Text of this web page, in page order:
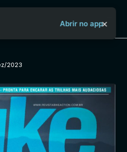
Sobre o Aya Bancah
Revistas
Abrir no app×
2023